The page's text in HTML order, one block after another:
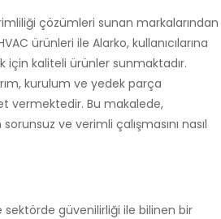
çözümleri sunan markalarından
ürünleri ile Alarko, kullanıcılarına
için kaliteli ürünler sunmaktadır.
kurulum ve yedek parça
vermektedir. Bu makalede,
ve verimli çalışmasını nasıl
sektörde güvenilirliği ile bilinen bir